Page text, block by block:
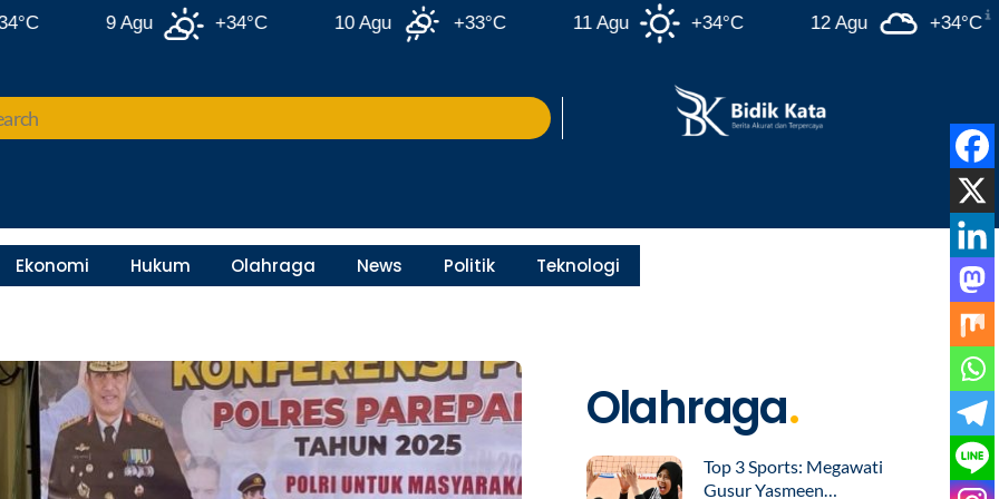
+34°C +33°C +34°C +34°C
Ekonomi Hukum Olahraga News Politik Teknologi
Olahraga.
Top 3 Sports: Megawati
Gusur Yasmeen…